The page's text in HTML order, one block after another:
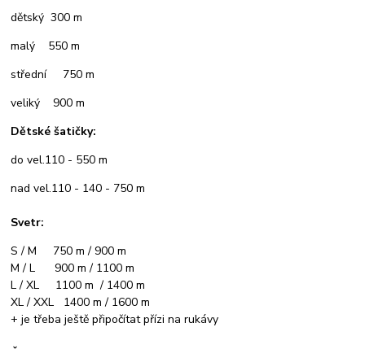
dětský 300 m
malý 550 m
střední 750 m
veliký 900 m
Dětské šatičky:
do vel.110 - 550 m
nad vel.110 - 140 - 750 m
Svetr:
S / M 750 m / 900 m
M / L 900 m / 1100 m
L / XL 1100 m / 1400 m
XL / XXL 1400 m / 1600 m
+ je třeba ještě připočítat přízi na rukávy